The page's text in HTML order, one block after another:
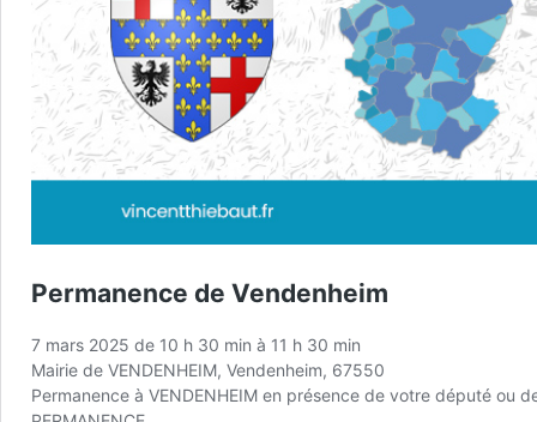
Permanence de Vendenheim
7 mars 2025 de 10 h 30 min à 11 h 30 min
Mairie de VENDENHEIM, Vendenheim, 67550
Permanence à VENDENHEIM en présence de votre député ou